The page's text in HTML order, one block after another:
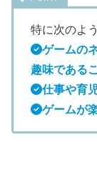
特に次のよ
ゲームの
趣味である
仕事や育
ゲームが